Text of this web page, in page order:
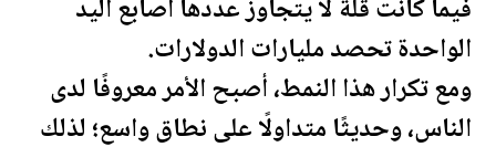
فيما كانت قلّة لا يتجاوز عددها أصابع اليد
الواحدة تحصد مليارات الدولارات.
ومع تكرار هذا النمط، أصبح الأمر معروفًا لدى
الناس، وحديثًا متداولًا على نطاق واسع؛ لذلك